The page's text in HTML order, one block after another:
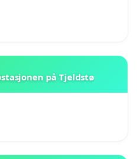
på Tjeldstø